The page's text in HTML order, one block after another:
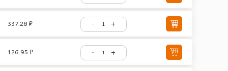
337.28 ₽
126.95 ₽